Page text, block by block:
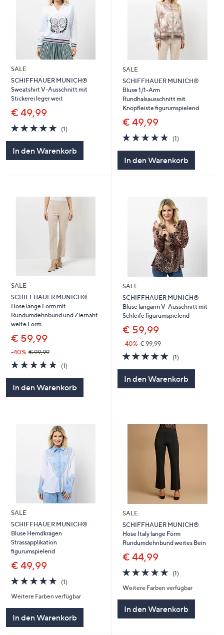
SALE
SCHIFFHAUER MUNICH®
Sweatshirt V-Ausschnitt mit
Stickerei leger weit
€ 49,99
5.0
von
(1)
In den Warenkorb
SALE
SCHIFFHAUER MUNICH®
Bluse 1/1-Arm
Rundhalsausschnitt mit
Knopfleiste figurumspielend
€ 49,99
5.0
von
5
(1)
In den Warenkorb
SALE
SCHIFFHAUER MUNICH®
Hose lange Form mit
Rundumdehnbund und Ziernaht
weite Form
€ 59,99
-40% € 99,99
5.0
von
(1)
In den Warenkorb
SALE
SCHIFFHAUER MUNICH®
Bluse langarm V-Ausschnitt mit
Schleife figurumspielend
€ 59,99
-40% € 99,99
5.0
von
5
(1)
In den Warenkorb
SALE
SCHIFFHAUER MUNICH®
Bluse Hemdkragen
Strassapplikation
figurumspielend
€ 49,99
5.0
von
5
(1)
Weitere Farben verfügbar
In den Warenkorb
SALE
SCHIFFHAUER MUNICH®
Hose Italy lange Form
Rundumdehnbund weites Bein
€ 44,99
5.0
von
5
(1)
Weitere Farben verfügbar
In den Warenkorb